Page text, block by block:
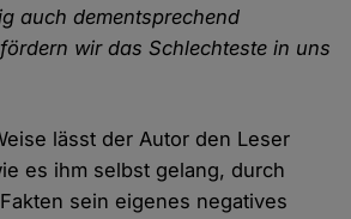
auch dementsprechend
wir das Schlechteste in uns
lässt der Autor den Leser
es ihm selbst gelang, durch
sein eigenes negatives